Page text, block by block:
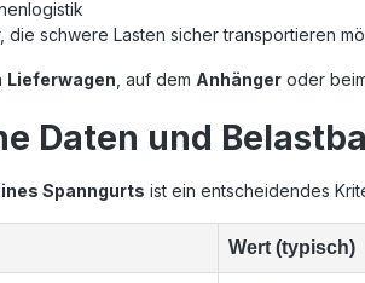
die schwere Lasten sicher transportieren
Lieferwagen , auf dem Anhänger oder
Daten und
Spanngurts ist ein entscheidendes
Wert (typisch)